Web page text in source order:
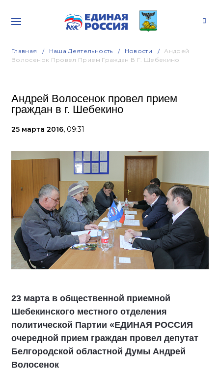
Главная Наша Деятельность Новости
Андрей
Волосенок Провел Прием Граждан В Г. Шебекино
Андрей Волосенок провел прием
граждан в г. Шебекино
25 марта 2016, 09:31
23 марта в общественной приемной
Шебекинского местного отделения
политической Партии «ЕДИНАЯ РОССИЯ
очередной прием граждан провел депутат
Белгородской областной Думы Андрей
Волосенок